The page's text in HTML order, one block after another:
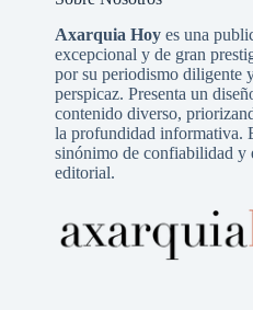
Axarquia Hoyes una
excepcional y de gran
por su periodismo diligente
perspicaz. Presenta un
contenido diverso,
la profundidad informativa.
sinónimo de confiabilidad y
editorial.